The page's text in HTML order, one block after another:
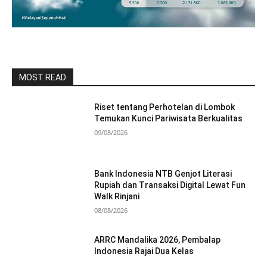
MOST READ
Riset tentang Perhotelan di Lombok
Temukan Kunci Pariwisata Berkualitas
09/08/2026
Bank Indonesia NTB Genjot Literasi
Rupiah dan Transaksi Digital Lewat Fun
Walk Rinjani
08/08/2026
ARRC Mandalika 2026, Pembalap
Indonesia Rajai Dua Kelas